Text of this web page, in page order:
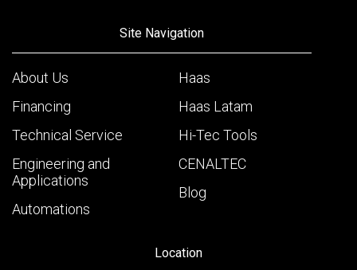
Site Navigation
About Us
Financing
Technical Service
Engineering and
Applications
Automations
Haas
Haas Latam
Hi-Tec Tools
CENALTEC
Blog
Location